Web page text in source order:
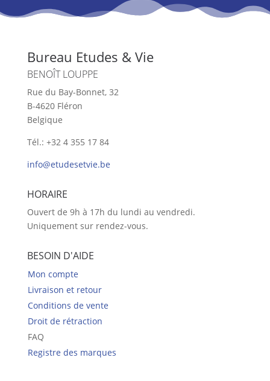
Bureau Etudes & Vie
BENOÎT LOUPPE
Rue du Bay-Bonnet, 32
B-4620 Fléron
Belgique
Tél.: +32 4 355 17 84
info@etudesetvie.be
HORAIRE
Ouvert de 9h à 17h du lundi au vendredi.
Uniquement sur rendez-vous.
BESOIN D'AIDE
Mon compte
Livraison et retour
Conditions de vente
Droit de rétraction
FAQ
Registre des marques